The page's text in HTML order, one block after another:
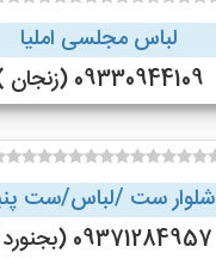
لباس مجلسی املیا
09330944109 (زنجان )
شلوار ست /لباس/ست
09371284957 (بجنورد )